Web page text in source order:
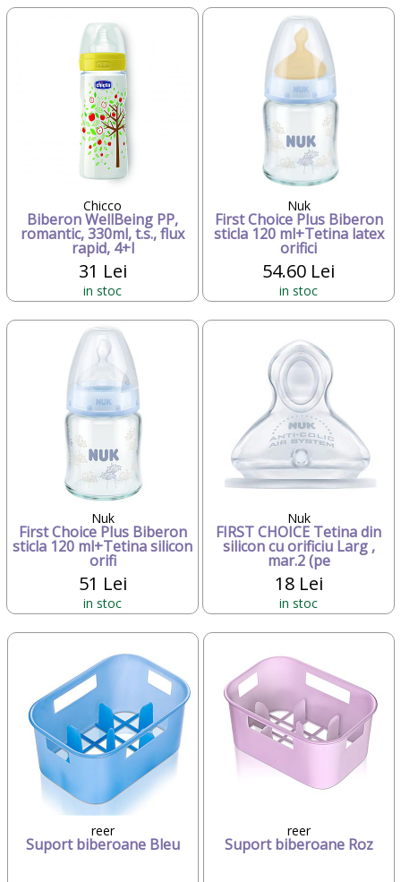
Chicco
Biberon WellBeing PP,
romantic, 330ml, t.s., flux
rapid, 4+l
31 Lei
in stoc
Nuk
First Choice Plus Biberon
sticla 120 ml+Tetina latex
orifici
54.60 Lei
in stoc
Nuk
First Choice Plus Biberon
sticla 120 ml+Tetina silicon
orifi
51 Lei
in stoc
Nuk
FIRST CHOICE Tetina din
silicon cu orificiu Larg ,
mar.2 (pe
18 Lei
in stoc
reer
Suport biberoane Bleu
reer
Suport biberoane Roz